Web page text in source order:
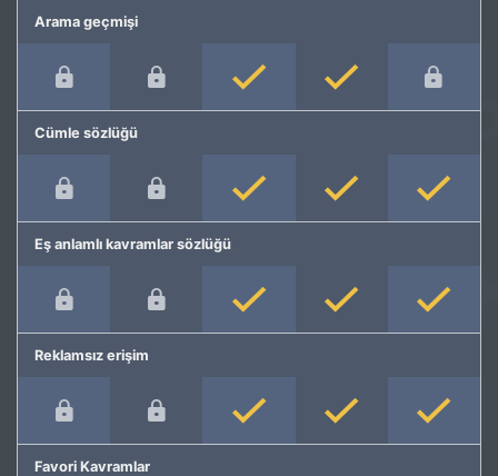
Arama geçmişi
Cümle sözlüğü
Eş anlamlı kavramlar sözlüğü
Reklamsız erişim
Favori Kavramlar